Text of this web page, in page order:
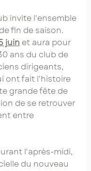
invite l'ensemble
fin de saison.
juin et aura pour
ans du club de
dirigeants,
ont fait l'histoire
grande fête de
de se retrouver
entre
l'après-midi,
du nouveau